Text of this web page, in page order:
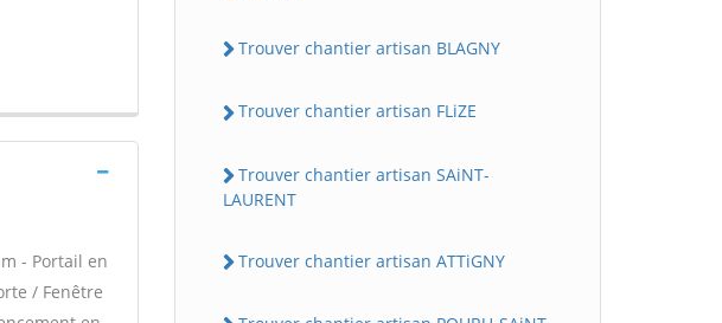
- Portail en
/ Fenêtre
Trouver chantier artisan BLAGNY
Trouver chantier artisan FLiZE
Trouver chantier artisan SAiNT-
LAURENT
Trouver chantier artisan ATTiGNY